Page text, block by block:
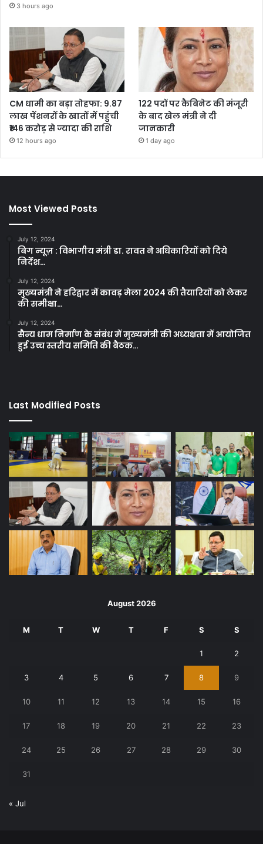
3 hours ago
CM धामी का बड़ा तोहफा: 9.87
लाख पेंशनरों के खातों में पहुंची
₹146 करोड़ से ज्यादा की राशि
12 hours ago
122 पदों पर कैबिनेट की मंजूरी
के बाद खेल मंत्री ने दी
जानकारी
1 day ago
Most Viewed Posts
July 12, 2024
बिग न्यूज़ : विभागीय मंत्री डा. रावत ने अधिकारियों को दिये
निर्देश…
July 12, 2024
मुख्यमंत्री ने हरिद्वार में कावड़ मेला 2024 की तैयारियों को लेकर
की समीक्षा…
July 12, 2024
सैन्य धाम निर्माण के संबंध में मुख्यमंत्री की अध्यक्षता में आयोजित
हुई उच्च स्तरीय समिति की बैठक…
Last Modified Posts
August 2026
M T W T F S S
1 2
3 4 5 6 7 8 9
10 11 12 13 14 15 16
17 18 19 20 21 22 23
24 25 26 27 28 29 30
31
« Jul